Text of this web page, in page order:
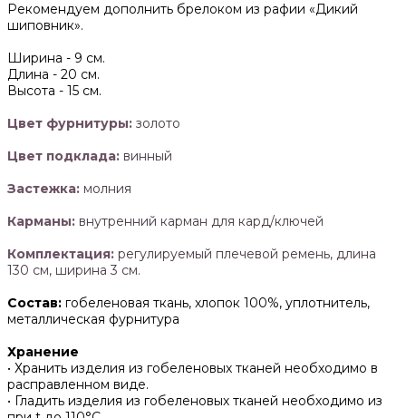
Рекомендуем дополнить брелоком из рафии «Дикий
шиповник».
Ширина - 9 см.
Длина - 20 см.
Высота - 15 см.
Цвет фурнитуры: золото
Цвет подклада: винный
Застежка: молния
Карманы: внутренний карман для кард/ключей
Комплектация: регулируемый плечевой ремень, длина
130 см, ширина 3 см.
Состав: гобеленовая ткань, хлопок 100%, уплотнитель,
металлическая фурнитура
Хранение
• Хранить изделия из гобеленовых тканей необходимо в
расправленном виде.
• ‌Гладить изделия из гобеленовых тканей необходимо из